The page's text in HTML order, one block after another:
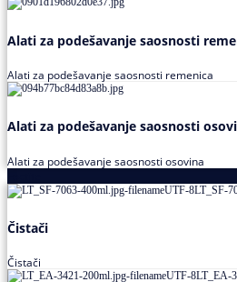
Alati za podešavanje saosnosti
Alati za podešavanje saosnosti remenica
Alati za podešavanje saosnosti
Alati za podešavanje saosnosti osovina
Čistači
Čistači